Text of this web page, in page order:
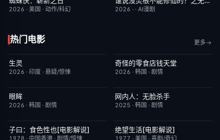
2026 · 美国 · 动作/科幻 2026 · · AI漫剧
热门电影 更多
今日更新
生灵
2026 · 印度 · 悬疑/惊悚
HD中字
奇怪的零食店钱天堂
2026 · 韩国 · 剧情
HD中字
眼眸
2026 · 韩国 · 剧情
今日更新
网内人：无脸杀手
2025 · 韩国 · 剧情
已完结
子曰：食色性也[电影解说]
1978 · 中国香港 · 剧情/惊悚
已完结
绝望生活[电影解说]
1977 · 美国 · 喜剧/奇幻